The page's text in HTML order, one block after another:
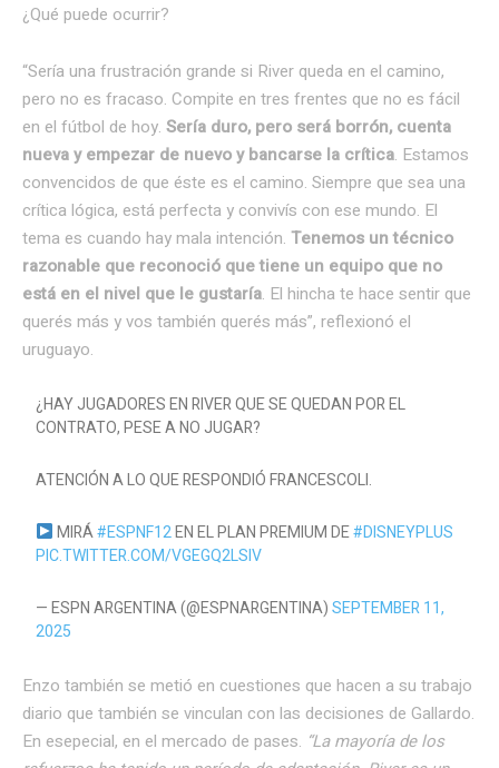
¿Qué puede ocurrir?
“Sería una frustración grande si River queda en el camino,
pero no es fracaso. Compite en tres frentes que no es fácil
en el fútbol de hoy. Sería duro, pero será borrón, cuenta
nueva y empezar de nuevo y bancarse la crítica. Estamos
convencidos de que éste es el camino. Siempre que sea una
crítica lógica, está perfecta y convivís con ese mundo. El
tema es cuando hay mala intención. Tenemos un técnico
razonable que reconoció que tiene un equipo que no
está en el nivel que le gustaría. El hincha te hace sentir que
querés más y vos también querés más”, reflexionó el
uruguayo.
¿HAY JUGADORES EN RIVER QUE SE QUEDAN POR EL
CONTRATO, PESE A NO JUGAR?
ATENCIÓN A LO QUE RESPONDIÓ FRANCESCOLI.
MIRÁ#ESPNF12EN EL PLAN PREMIUM DE#DISNEYPLUS
PIC.TWITTER.COM/VGEGQ2LSIV
— ESPN ARGENTINA (@ESPNARGENTINA)SEPTEMBER 11,
2025
Enzo también se metió en cuestiones que hacen a su trabajo
diario que también se vinculan con las decisiones de Gallardo.
En esepecial, en el mercado de pases. “La mayoría de los